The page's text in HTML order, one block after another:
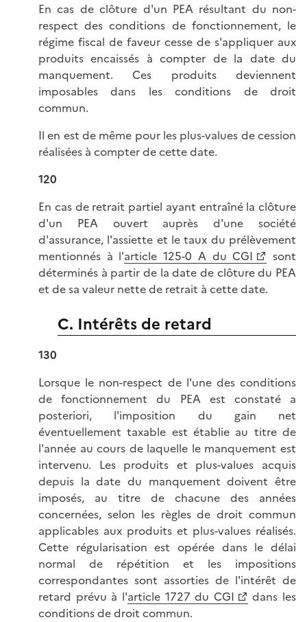
En cas de clôture d'un PEA résultant du non-
respect des conditions de fonctionnement, le
régime fiscal de faveur cesse de s'appliquer aux
produits encaissés à compter de la date du
manquement. Ces produits deviennent
imposables dans les conditions de droit
commun.
Il en est de même pour les plus-values de cession
réalisées à compter de cette date.
120
En cas de retrait partiel ayant entraîné la clôture
d'un PEA ouvert auprès d'une société
d'assurance, l'assiette et le taux du prélèvement
mentionnés à l'article 125-0 A du CGI
sont
déterminés à partir de la date de clôture du PEA
et de sa valeur nette de retrait à cette date.
C. Intérêts de retard
130
Lorsque le non-respect de l'une des conditions
de fonctionnement du PEA est constaté a
posteriori, l'imposition du gain net
éventuellement taxable est établie au titre de
l'année au cours de laquelle le manquement est
intervenu. Les produits et plus-values acquis
depuis la date du manquement doivent être
imposés, au titre de chacune des années
concernées, selon les règles de droit commun
applicables aux produits et plus-values réalisés.
Cette régularisation est opérée dans le délai
normal de répétition et les impositions
correspondantes sont assorties de l'intérêt de
retard prévu à l'article 1727 du CGI
dans les
conditions de droit commun.